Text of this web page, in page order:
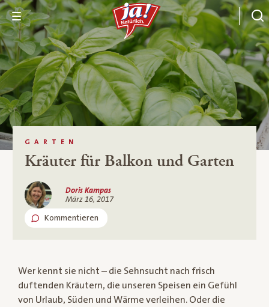
GARTEN
Kräuter für Balkon und Garten
Doris Kampas
März 16, 2017
Kommentieren
Wer kennt sie nicht – die Sehnsucht nach frisch
duftenden Kräutern, die unseren Speisen ein Gefühl
von Urlaub, Süden und Wärme verleihen. Oder die